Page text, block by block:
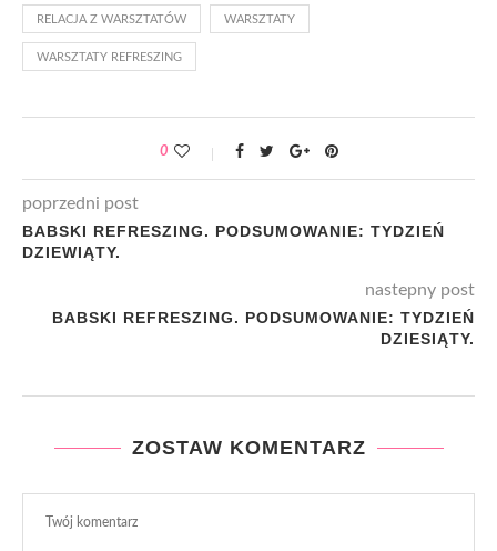
RELACJA Z WARSZTATÓW WARSZTATY
WARSZTATY REFRESZING
0
poprzedni post
BABSKI REFRESZING. PODSUMOWANIE: TYDZIEŃ
DZIEWIĄTY.
nastepny post
BABSKI REFRESZING. PODSUMOWANIE: TYDZIEŃ
DZIESIĄTY.
ZOSTAW KOMENTARZ